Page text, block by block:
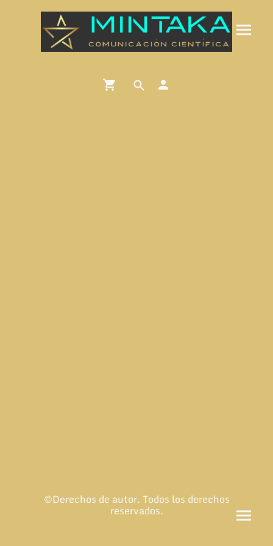
©Derechos de autor. Todos los derechos
reservados.